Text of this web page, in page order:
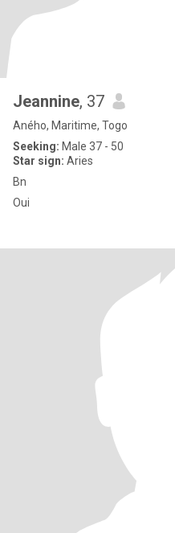
Jeannine, 37
Aného, Maritime, Togo
Seeking: Male 37 - 50
Star sign: Aries
Bn
Oui